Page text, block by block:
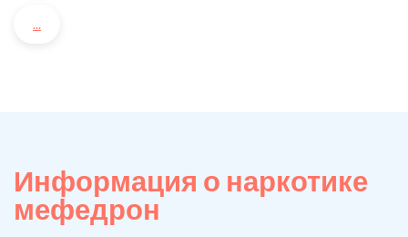
...
Информация о наркотике
мефедрон